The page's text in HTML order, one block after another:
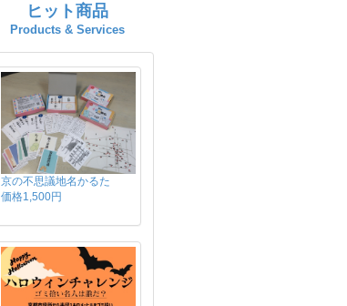
ヒット商品
Products & Services
京の不思議地名かるた
価格1,500円